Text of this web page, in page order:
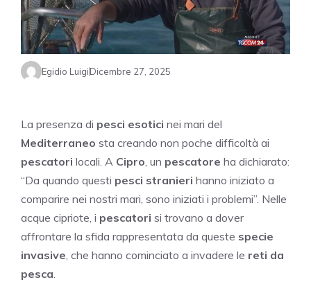
Egidio LuigiDicembre 27, 2025
La presenza di pesci esotici nei mari del
Mediterraneo sta creando non poche difficoltà ai
pescatori locali. A Cipro, un pescatore ha dichiarato:
“Da quando questi pesci stranieri hanno iniziato a
comparire nei nostri mari, sono iniziati i problemi”. Nelle
acque cipriote, i pescatori si trovano a dover
affrontare la sfida rappresentata da queste specie
invasive, che hanno cominciato a invadere le reti da
pesca.